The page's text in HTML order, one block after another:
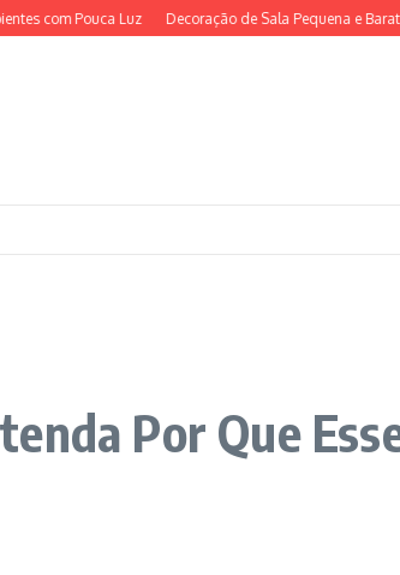
Pouca Luz Decoração de Sala Pequena e Barata: O
Por Que